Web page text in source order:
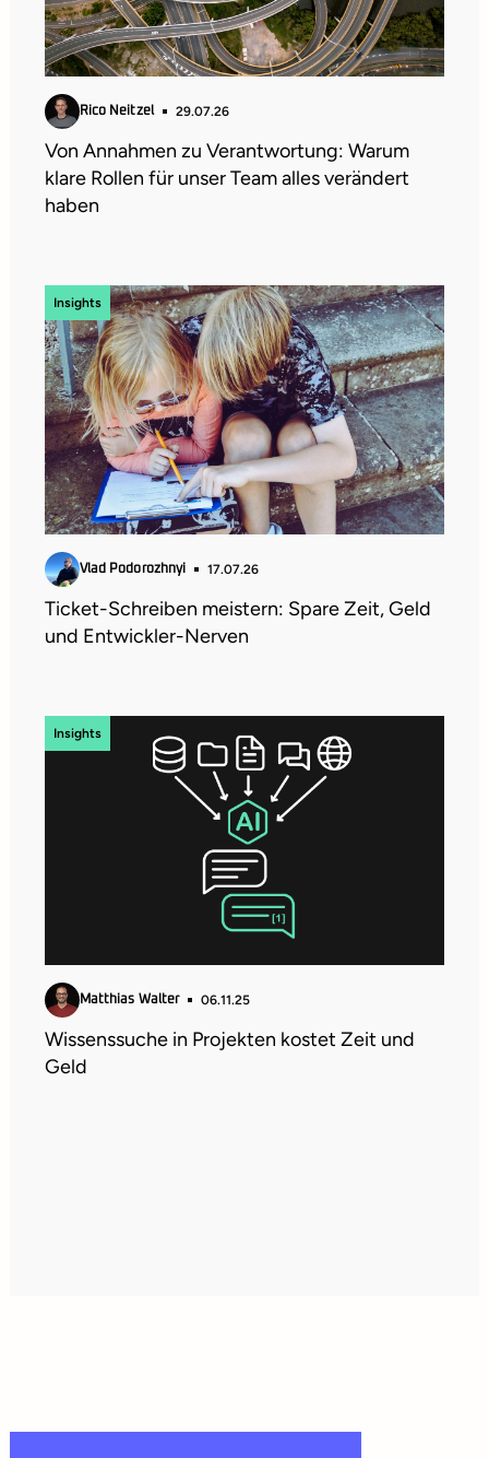
Rico Neitzel 29.07.26
Von Annahmen zu Verantwortung: Warum
klare Rollen für unser Team alles verändert
haben
Insights
Vlad Podorozhnyi 17.07.26
Ticket-Schreiben meistern: Spare Zeit, Geld
und Entwickler-Nerven
Insights
Matthias Walter 06.11.25
Wissenssuche in Projekten kostet Zeit und
Geld